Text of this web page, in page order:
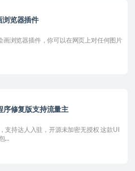
浏览器插件
画浏览器插件，你可以在网页上对任何图片
序修复版支持流量主
支持达人入驻，开源未加密无授权 这款UI
...